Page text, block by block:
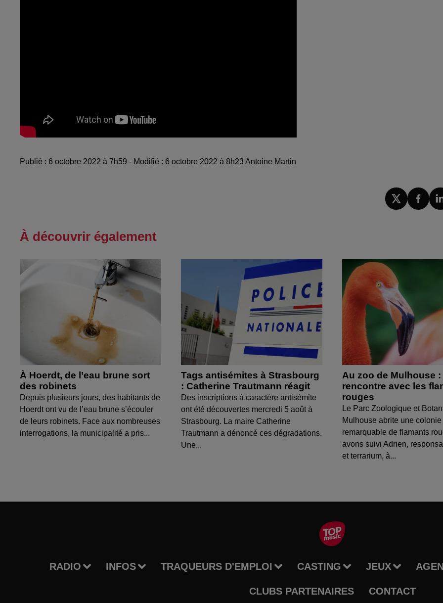
Publié : 6 octobre 2022 à 7h59 - Modifié : 6 octobre 2022 à 8h23 Antoine Martin
À découvrir également
À Hoerdt, de l’eau brune sort
des robinets
Depuis plusieurs jours, des habitants de
Hoerdt ont vu de l’eau brune s’écouler
de leurs robinets. Face aux nombreuses
interrogations, la municipalité a pris...
Tags antisémites à Strasbourg
: Catherine Trautmann réagit
Des inscriptions à caractère antisémite
ont été découvertes mercredi 5 août à
Strasbourg. La maire Catherine
Trautmann a dénoncé ces dégradations.
Une...
Au zoo de Mulhouse :
rencontre avec les
rouges
Le Parc Zoologique et
Mulhouse abrite une colonie
remarquable de flamants
avons suivi Adrien,
et terrarium, à...
RADIO INFOS TRAQUEURS D'EMPLOI CASTING JEUX
CLUBS PARTENAIRES CONTACT